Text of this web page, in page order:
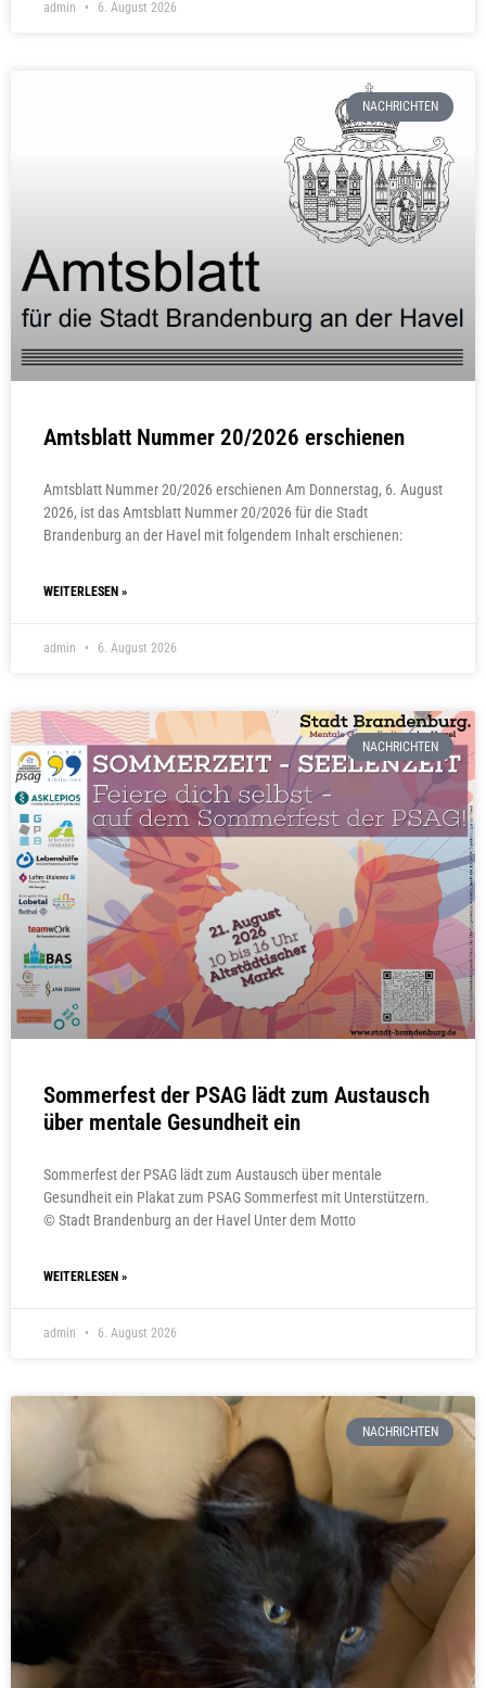
admin 6. August 2026
NACHRICHTEN
Amtsblatt Nummer 20/2026 erschienen
Amtsblatt Nummer 20/2026 erschienen Am Donnerstag, 6. August
2026, ist das Amtsblatt Nummer 20/2026 für die Stadt
Brandenburg an der Havel mit folgendem Inhalt erschienen:
WEITERLESEN »
admin 6. August 2026
NACHRICHTEN
Sommerfest der PSAG lädt zum Austausch
über mentale Gesundheit ein
Sommerfest der PSAG lädt zum Austausch über mentale
Gesundheit ein Plakat zum PSAG Sommerfest mit Unterstützern.
© Stadt Brandenburg an der Havel Unter dem Motto
WEITERLESEN »
admin 6. August 2026
NACHRICHTEN